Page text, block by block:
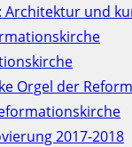
Architektur und
Orgel der
2017-2018